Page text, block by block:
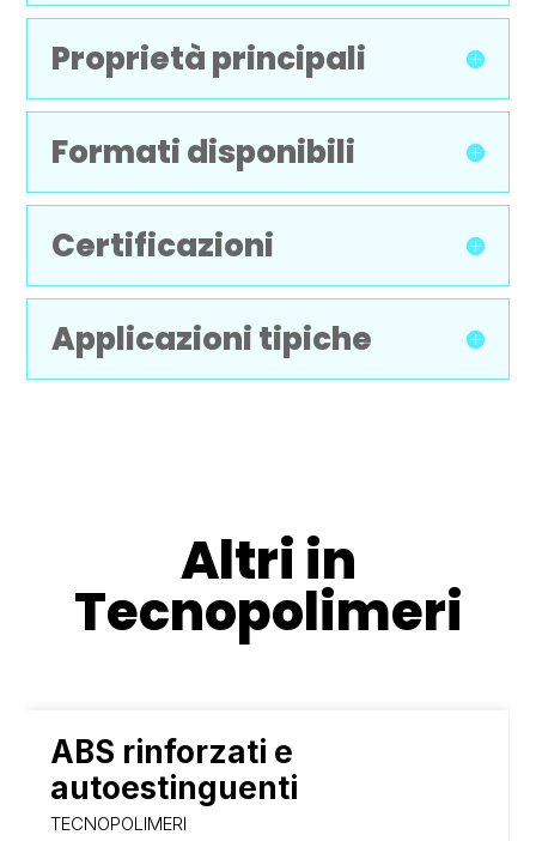
Proprietà principali
Formati disponibili
Certificazioni
Applicazioni tipiche
Altri in
Tecnopolimeri
ABS rinforzati e
autoestinguenti
TECNOPOLIMERI